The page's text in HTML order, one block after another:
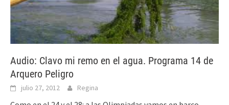
Audio: Clavo mi remo en el agua. Programa 14 de
Arquero Peligro
julio 27, 2012 Regina